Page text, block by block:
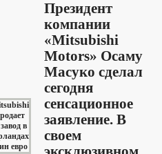
Президент
компании
«Mitsubishi
Motors» Осаму
Масуко сделал
сегодня
сенсационное
заявление. В
своем